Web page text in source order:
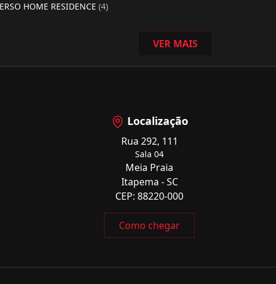
HOME RESIDENCE (4)
VER MAIS
Localização
Rua 292, 111
Sala 04
Meia Praia
Itapema - SC
CEP: 88220-000
Como chegar